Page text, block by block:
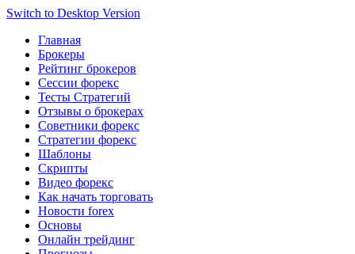
Switch to Desktop Version
Главная
Брокеры
Рейтинг брокеров
Сессии форекс
Тесты Стратегий
Отзывы о брокерах
Советники форекс
Стратегии форекс
Шаблоны
Скрипты
Видео форекс
Как начать торговать
Новости forex
Основы
Онлайн трейдинг